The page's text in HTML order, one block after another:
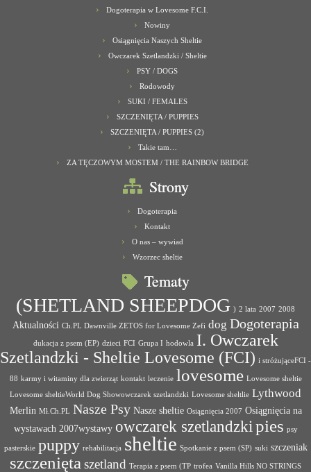
Dogoterapia w Lovesome F.C.I.
Nowiny
Osiągnięcia Naszych Sheltie
Owczarek Szetlandzki / Sheltie
PSY / DOGS
Rodowody
SUKI / FEMALES
SZCZENIĘTA / PUPPIES
SZCZENIĘTA / PUPPIES (2)
Takie tam…
ZA TĘCZOWYM MOSTEM / THE RAINBOW BRIDGE
Strony
Dogoterapia
Kontakt
O nas – wywiad
Wzorzec sheltie
Tematy
(SHETLAND SHEEPDOG ) 2 lata 2007 2008
Aktualności Ch.PL Dawnville ZETOS for Lovesome Zefi dog Dogoterapia
dukacja z psem (EP) dzieci FCI Grupa I hodowla I. Owczarek
Szetlandzki - Sheltie Lovesome (FCI) i stróżująceFCI -
88 karmy i witaminy dla zwierząt kontakt leczenie lovesome Lovesome sheltie
Lovesome sheltieWorld Dog Showowczarek szetlandzki Lovesome sheltlie Lythwood
Merlin Mł.Ch.PL Nasze Psy Nasze sheltie Osiągnięcia 2007 Osiągnięcia na
wystawach 2007wystawy owczarek szetlandzkipies psy
pasterskie puppy rehabilitacja sheltie Spotkanie z psem (SP) suki szczeniak
szczenięta szetland Terapia z psem (TP trofea Vanilla Hills NO STRINGS